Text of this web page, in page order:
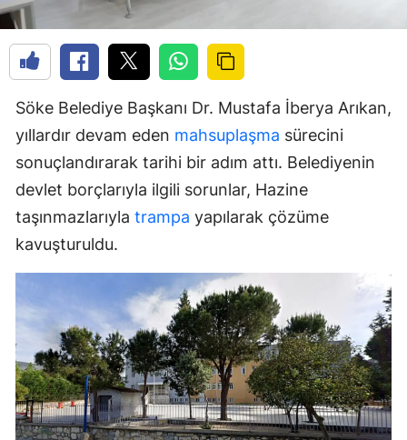
Söke Belediye Başkanı Dr. Mustafa İberya Arıkan,
yıllardır devam eden mahsuplaşma sürecini
sonuçlandırarak tarihi bir adım attı. Belediyenin
devlet borçlarıyla ilgili sorunlar, Hazine
taşınmazlarıyla trampa yapılarak çözüme
kavuşturuldu.